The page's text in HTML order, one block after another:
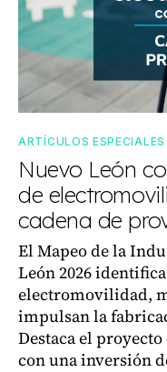
ARTÍCULOS ESPECIALES
Nuevo León
de
cadena de
El Mapeo de la
León 2026
electromovilidad,
impulsan la
Destaca el
con una inversión